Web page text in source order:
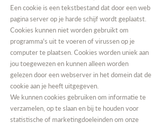
Een cookie is een tekstbestand dat door een web
pagina server op je harde schijf wordt geplaatst.
Cookies kunnen niet worden gebruikt om
programma's uit te voeren of virussen op je
computer te plaatsen. Cookies worden uniek aan
jou toegewezen en kunnen alleen worden
gelezen door een webserver in het domein dat de
cookie aan je heeft uitgegeven.
We kunnen cookies gebruiken om informatie te
verzamelen, op te slaan en bij te houden voor
statistische of marketingdoeleinden om onze